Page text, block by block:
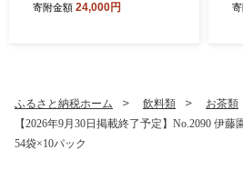
寄附金額 24,000円
ふるさと納税ホーム 飲料類
お茶類
【2026年9月30日掲載終了予定】No.2090 伊
54袋×10パック